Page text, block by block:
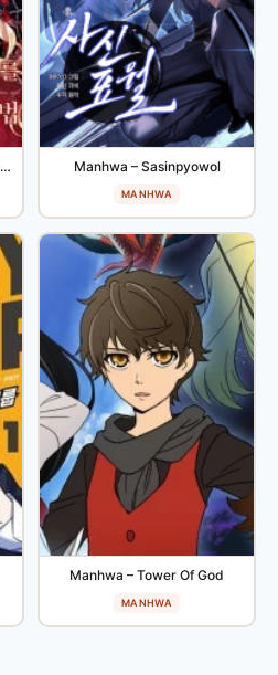
Manhwa – Yeojuingongui Oppareul Jikineun Bangbeop Manhwa – Sasinpyowol
MANHWA
Manhwa – Tower Of God
MANHWA